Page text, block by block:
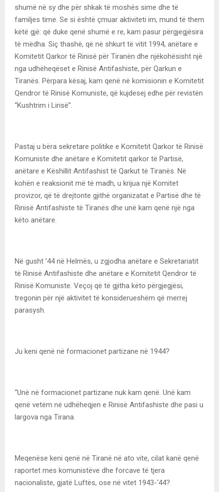
shumë në sy dhe për shkak të moshës sime dhe të
familjes time. Se si është çmuar aktiviteti im, mund të them
këtë gjë: që duke qenë shumë e re, kam pasur përgjegjësira
të mëdha. Siç thashë, që në shkurt të vitit 1994, anëtare e
Komitetit Qarkor të Rinisë për Tiranën dhe njëkohësisht një
nga udhëheqëset e Rinisë Antifashiste, për Qarkun e
Tiranës. Përpara kësaj, kam qenë në komisionin e Komitetit
Qendror të Rinisë Komuniste, që kujdesej edhe për revistën
“Kushtrim i Lirisë”.
Pastaj u bëra sekretare politike e Komitetit Qarkor të Rinisë
Komuniste dhe anëtare e Komitetit qarkor të Partisë,
anëtare e Këshillit Antifashist të Qarkut të Tiranës. Në
kohën e reaksionit më të madh, u krijua një Komitet
provizor, që të drejtonte gjithë organizatat e Partisë dhe të
Rinisë Antifashiste të Tiranës dhe unë kam qenë një nga
këto anëtare.
Në gusht ’44 në Helmës, u zgjodha anëtare e Sekretariatit
të Rinisë Antifashiste dhe anëtare e Komitetit Qendror të
Rinisë Komuniste. Veçoj që të gjitha këto përgjegjësi,
tregonin për një aktivitet të konsiderueshëm që merrej
parasysh.
Ju keni qenë në formacionet partizane në 1944?
“Unë në formacionet partizane nuk kam qenë. Unë kam
qenë vetëm në udhëheqjen e Rinisë Antifashiste dhe pasi u
largova nga Tirana.
Meqenëse keni qenë në Tiranë në ato vite, cilat kanë qenë
raportet mes komunistëve dhe forcave të tjera
nacionaliste, gjatë Luftës, ose në vitet 1943-‘44?